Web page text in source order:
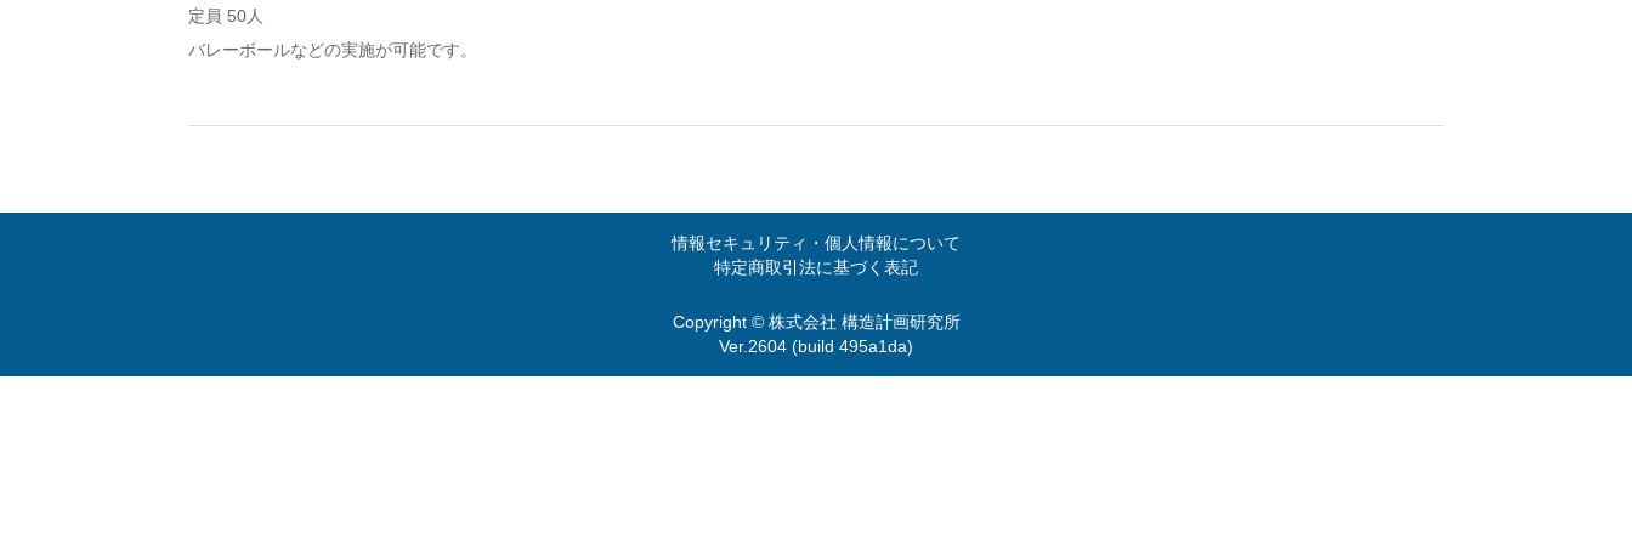
定員 50人
バレーボールなどの実施が可能です。
情報セキュリティ・個人情報について
特定商取引法に基づく表記
Copyright © 株式会社 構造計画研究所
Ver.2604 (build 495a1da)